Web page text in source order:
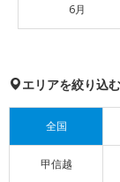
6月
エリアを絞り込む
全国
甲信越